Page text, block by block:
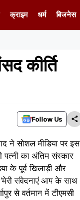
क्राइम धर्म बिजनेस
कीर्ति
Follow Us
ने सोशल मीडिया पर इस
पत्नी का अंतिम संस्कार
के पूर्व खिलाड़ी और
संवेदनाएं आप के साथ
से वर्तमान में टीएमसी